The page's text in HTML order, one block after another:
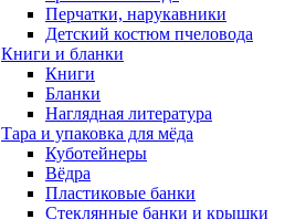
Перчатки, нарукавники
Детский костюм пчеловода
Книги и бланки
Книги
Бланки
Наглядная литература
Тара и упаковка для мёда
Куботейнеры
Вёдра
Пластиковые банки
Стеклянные банки и крышки